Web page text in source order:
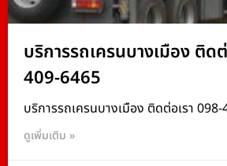
บริการรถเครนบางเมือง ติด
409-6465
บริการรถเครนบางเมือง ติดต่อเรา
ดูเพิ่มเติม »